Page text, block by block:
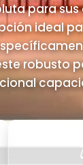
para
ideal
robusto